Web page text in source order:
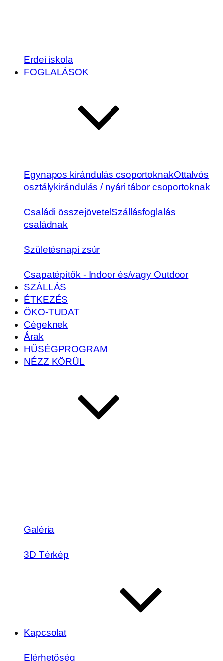
Erdei iskola
FOGLALÁSOK
Egynapos kirándulás csoportoknakOttalvós
osztálykirándulás / nyári tábor csoportoknak
Családi összejövetel Szállásfoglalás
családnak
Születésnapi zsúr
Csapatépítők - Indoor és/vagy Outdoor
SZÁLLÁS
ÉTKEZÉS
ÖKO-TUDAT
Cégeknek
Árak
HŰSÉGPROGRAM
NÉZZ KÖRÜL
Galéria
3D Térkép
Kapcsolat
Elérhetőség